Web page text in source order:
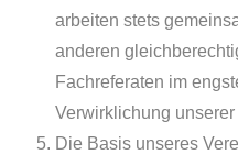
arbeiten stets
anderen
Fachreferaten im
Verwirklichung
Die Basis unseres